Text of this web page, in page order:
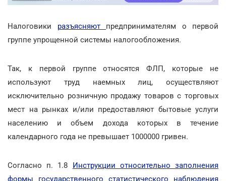
Налоговики разъясняют предпринимателям о первой
группе упрощенной системы налогообложения.
Так, к первой группе относятся ФЛП, которые не
используют труд наемных лиц, осуществляют
исключительно розничную продажу товаров c торговых
мест на рынках и/или предоставляют бытовые услуги
населению и объем дохода которых в течение
календарного года не превышает 1000000 гривен.
Согласно п. 1.8 Инструкции относительно заполнения
формы государственного статистического наблюдения